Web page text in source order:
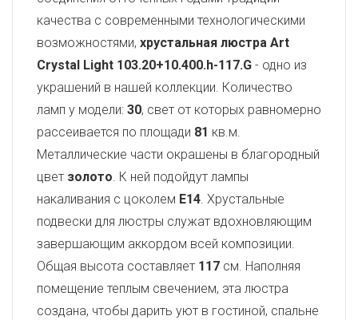
качества с современными технологическими
возможностями, хрустальная люстра Art
Crystal Light 103.20+10.400.h-117.G - одно из
украшений в нашей коллекции. Количество
ламп у модели: 30, свет от которых равномерно
рассеивается по площади 81 кв.м.
Металлические части окрашены в благородный
цвет золото. К ней подойдут лампы
накаливания с цоколем E14. Хрустальные
подвески для люстры служат вдохновляющим
завершающим аккордом всей композиции.
Общая высота составляет 117 см. Наполняя
помещение теплым свечением, эта люстра
создана, чтобы дарить уют в гостиной, спальне